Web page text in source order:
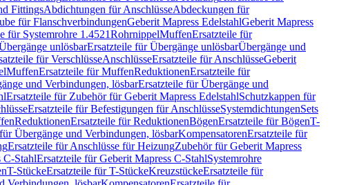
FittingsAbdichtungen für AnschlüsseAbdeckungen für
für FlanschverbindungenGeberit Mapress EdelstahlGeberit Mapress
für Systemrohre 1.4521RohrnippelMuffenErsatzteile für
unlösbarErsatzteile für Übergänge unlösbarÜbergänge und
für VerschlüsseAnschlüsseErsatzteile für AnschlüsseGeberit
MuffenErsatzteile für MuffenReduktionenErsatzteile für
und Verbindungen, lösbarErsatzteile für Übergänge und
Ersatzteile für Zubehör für Geberit Mapress EdelstahlSchutzkappen für
Ersatzteile für Befestigungen für AnschlüsseSystemdichtungenSets
ReduktionenErsatzteile für ReduktionenBögenErsatzteile für BögenT-
Übergänge und Verbindungen, lösbarKompensatorenErsatzteile für
Ersatzteile für Anschlüsse für HeizungZubehör für Geberit Mapress
C-StahlErsatzteile für Geberit Mapress C-StahlSystemrohre
T-StückeErsatzteile für T-StückeKreuzstückeErsatzteile für